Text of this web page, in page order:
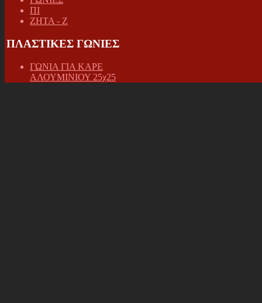
ΠΙ
ΖΗΤΑ - Ζ
ΠΛΑΣΤΙΚΕΣ ΓΩΝΙΕΣ
ΓΩΝΙΑ ΓΙΑ ΚΑΡΕ
ΑΛΟΥΜΙΝΙΟΥ 25χ25